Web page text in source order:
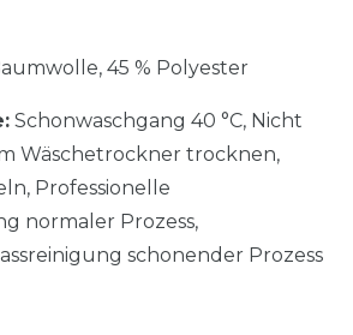
45 % Polyester
Schonwaschgang 40 °C, Nicht
Wäschetrockner trocknen,
Professionelle
normaler Prozess,
schonender Prozess